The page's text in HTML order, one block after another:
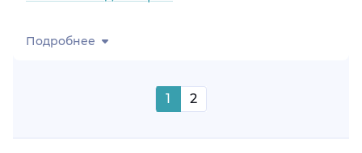
Подробнее
1 2